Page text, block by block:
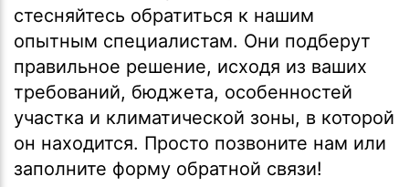
стесняйтесь обратиться к нашим
опытным специалистам. Они подберут
правильное решение, исходя из ваших
требований, бюджета, особенностей
участка и климатической зоны, в которой
он находится. Просто позвоните нам или
заполните форму обратной связи!